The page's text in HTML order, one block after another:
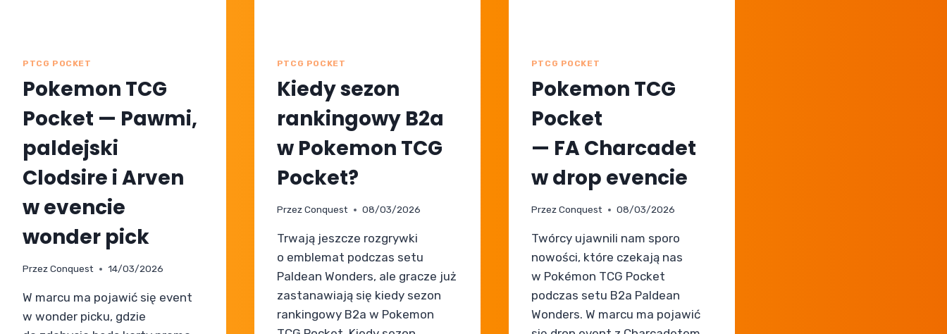
PTCG POCKET
Pokemon TCG
Pocket — Pawmi,
paldejski
Clodsire i Arven
w evencie
wonder pick
Przez Conquest 14/03/2026
W marcu ma pojawić się event
w wonder picku, gdzie
PTCG POCKET
Kiedy sezon
rankingowy B2a
w Pokemon TCG
Pocket?
Przez Conquest 08/03/2026
Trwają jeszcze rozgrywki
o emblemat podczas setu
Paldean Wonders, ale gracze już
zastanawiają się kiedy sezon
rankingowy B2a w Pokemon
PTCG POCKET
Pokemon TCG
Pocket
— FA Charcadet
w drop evencie
Przez Conquest 08/03/2026
Twórcy ujawnili nam sporo
nowości, które czekają nas
w Pokémon TCG Pocket
podczas setu B2a Paldean
Wonders. W marcu ma pojawić